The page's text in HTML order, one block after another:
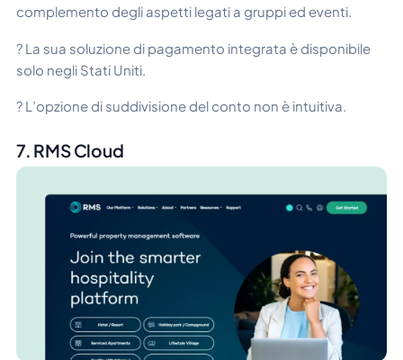
complemento degli aspetti legati a gruppi ed eventi.
? La sua soluzione di pagamento integrata è disponibile
solo negli Stati Uniti.
? L’opzione di suddivisione del conto non è intuitiva.
7. RMS Cloud